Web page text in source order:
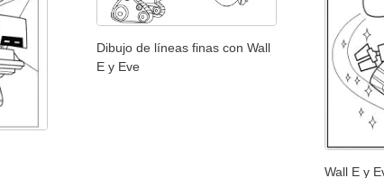
Dibujo de líneas finas con Wall
E y Eve
Wall E y